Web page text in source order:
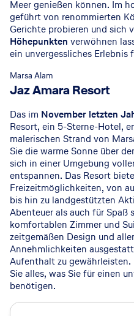
Meer genießen können. Im
geführt von renommierten
Gerichte probieren und sich
Höhepunkten verwöhnen
ein unvergessliches Erlebnis
Marsa Alam
Jaz Amara Resort
Das im November letzten
Resort, ein 5-Sterne-Hotel,
malerischen Strand von
Sie die warme Sonne über
sich in einer Umgebung
entspannen. Das Resort
Freizeitmöglichkeiten, von
bis hin zu landgestützten
Abenteuer als auch für Spaß
komfortablen Zimmer und
zeitgemäßen Design und
Annehmlichkeiten
Aufenthalt zu
Sie alles, was Sie für einen
benötigen.